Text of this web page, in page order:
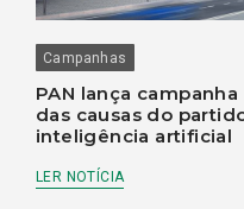
Campanhas
PAN lança
das causas do
inteligência artificial
LER NOTÍCIA